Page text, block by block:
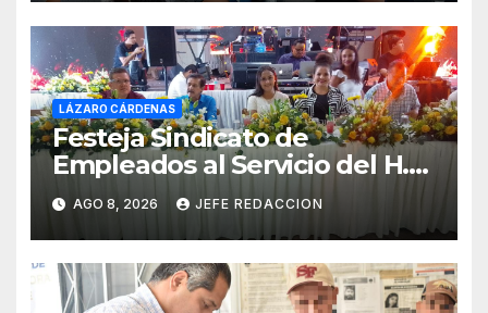
LÁZARO CÁRDENAS
Festeja Sindicato de
Empleados al Servicio del H.
Ayuntamiento de LZC Día del
Empleado Municipal
AGO 8, 2026 JEFE REDACCION